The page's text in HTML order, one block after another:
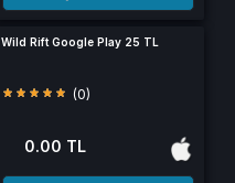
Wild Rift Google Play 25 TL
(0)
0.00 TL